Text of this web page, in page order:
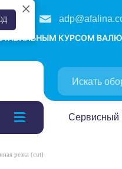
58
КУРСОМ
Сервисный
резка (cut)